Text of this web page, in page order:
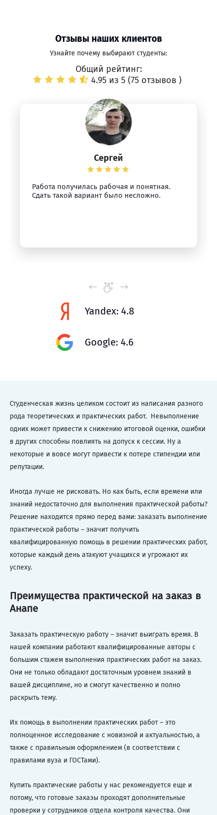
Отзывы наших клиентов
Узнайте почему выбирают студенты:
Общий рейтинг:
4.95 из 5 (75 отзывов )
Сергей
Работа получилась рабочая и понятная.
Сдать такой вариант было несложно.
Yandex: 4.8
Google: 4.6
Студенческая жизнь целиком состоит из написания разного
рода теоретических и практических работ. Невыполнение
одних может привести к снижению итоговой оценки, ошибки
в других способны повлиять на допуск к сессии. Ну а
некоторые и вовсе могут привести к потере стипендии или
репутации.
Иногда лучше не рисковать. Но как быть, если времени или
знаний недостаточно для выполнения практической работы?
Решение находится прямо перед вами: заказать выполнение
практической работы – значит получить
квалифицированную помощь в решении практических работ,
которые каждый день атакуют учащихся и угрожают их
успеху.
Преимущества практической на заказ в
Анапе
Заказать практическую работу – значит выиграть время. В
нашей компании работают квалифицированные авторы с
большим стажем выполнения практических работ на заказ.
Они не только обладают достаточным уровнем знаний в
вашей дисциплине, но и смогут качественно и полно
раскрыть тему.
Их помощь в выполнении практических работ – это
полноценное исследование с новизной и актуальностью, а
также с правильным оформлением (в соответствии с
правилами вуза и ГОСТами).
Купить практические работы у нас рекомендуется еще и
потому, что готовые заказы проходят дополнительные
проверки у сотрудников отдела контроля качества. Они